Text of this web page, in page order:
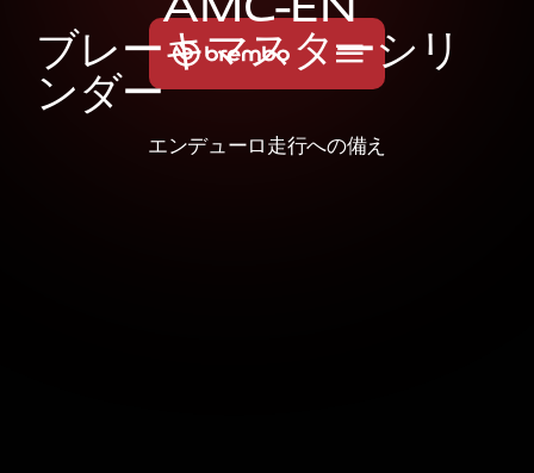
ブレーキマスターシ リ
ンダー
エンデューロ走行への備え